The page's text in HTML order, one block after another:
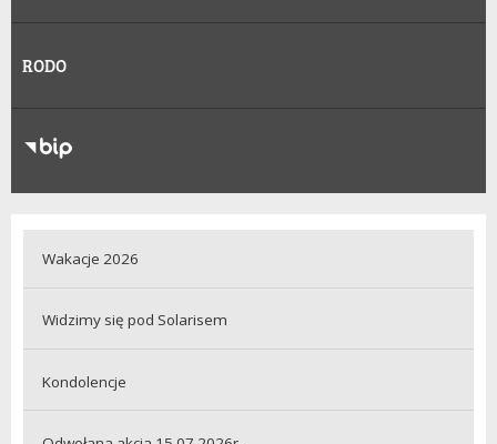
RODO
RODO
Wakacje 2026
Widzimy się pod Solarisem
Kondolencje